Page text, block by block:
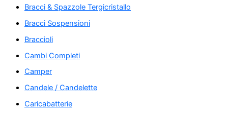
Bracci & Spazzole Tergicristallo
Bracci Sospensioni
Braccioli
Cambi Completi
Camper
Candele / Candelette
Caricabatterie